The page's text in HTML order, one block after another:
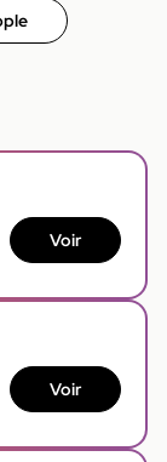
Voir
Voir